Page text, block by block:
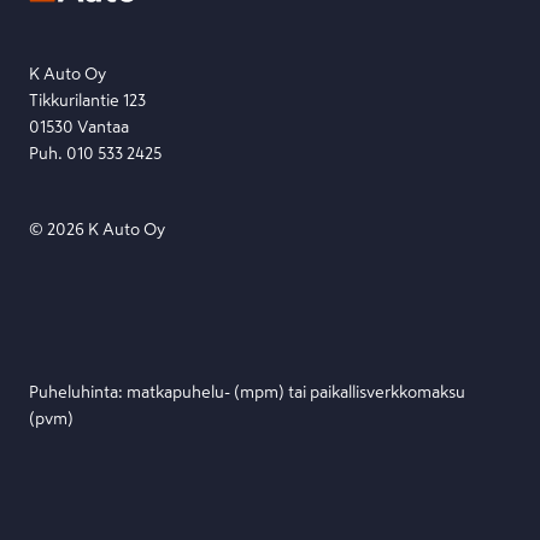
Etsi toimipiste
K Auto Oy
Tikkurilantie 123
01530 Vantaa
Puh. 010 533 2425
© 2026 K Auto Oy
Puheluhinta: matka­puhelu- (mpm) tai paikallis­verkko­maksu
(pvm)